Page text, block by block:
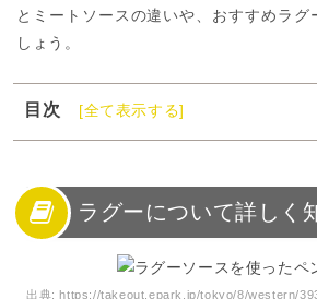
とミートソースの違いや、おすすめラグ
しょう。
目次
[全て表示する]
1
ラグーについて詳しく知っている？
3
ラグーソースとミートソースの違い
4
ラグーソースのレシピ【パスタ】
ラグーソースのレシピ【その他】
ラグーについて詳しく
出典:https://takeout.epark.jp/tokyo/8/western/